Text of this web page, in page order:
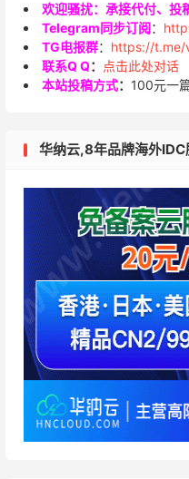
欢迎骚扰：承接代付、投
Telegram同步订阅：
TG电报群： https://t.me/
联系Q Q：
点击此处对话
本站投稿方式： 100元一
华纳云,8年品牌海外IDC